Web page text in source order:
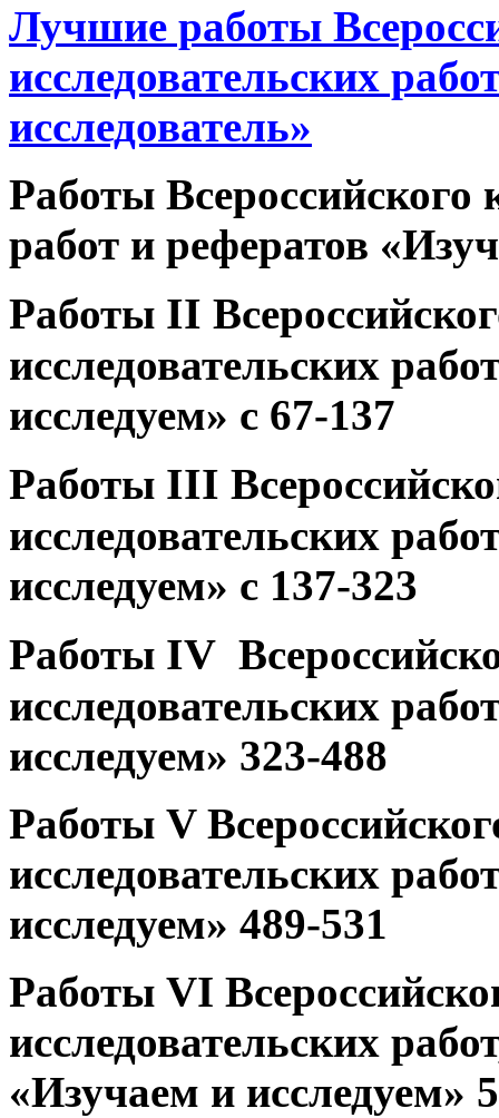
Лучшие работы
исследовательских
исследователь»
Работы Всероссийского
работ и рефератов
Работы II
исследовательских
исследуем» с 67-137
Работы III
исследовательских
исследуем» с 137-323
Работы IV
исследовательских
исследуем» 323-488
Работы V
исследовательских
исследуем» 489-531
Работы VI
исследовательских
«Изучаем и исследуем»